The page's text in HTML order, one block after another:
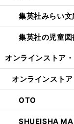
集英社みらい文
集英社の児童
オンラインストア・
オンラインストア
OTO
SHUEISHA